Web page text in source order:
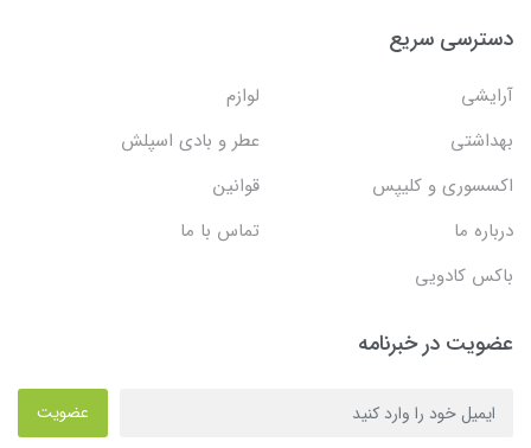
دسترسی سریع
آرایشی
لوازم
بهداشتی
عطر و بادی اسپلش
اکسسوری و کلیپس
قوانین
درباره ما
تماس با ما
باکس کادویی
عضویت در خبرنامه
عضویت